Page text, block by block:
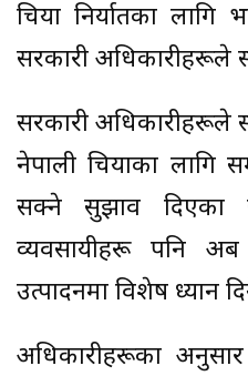
चिया निर्यातका लागि
सरकारी अधिकारीहरूले
सरकारी अधिकारीहरूले
नेपाली चियाका लागि
सक्ने सुझाव दिएका
व्यवसायीहरू पनि
उत्पादनमा विशेष ध्यान
अधिकारीहरूका